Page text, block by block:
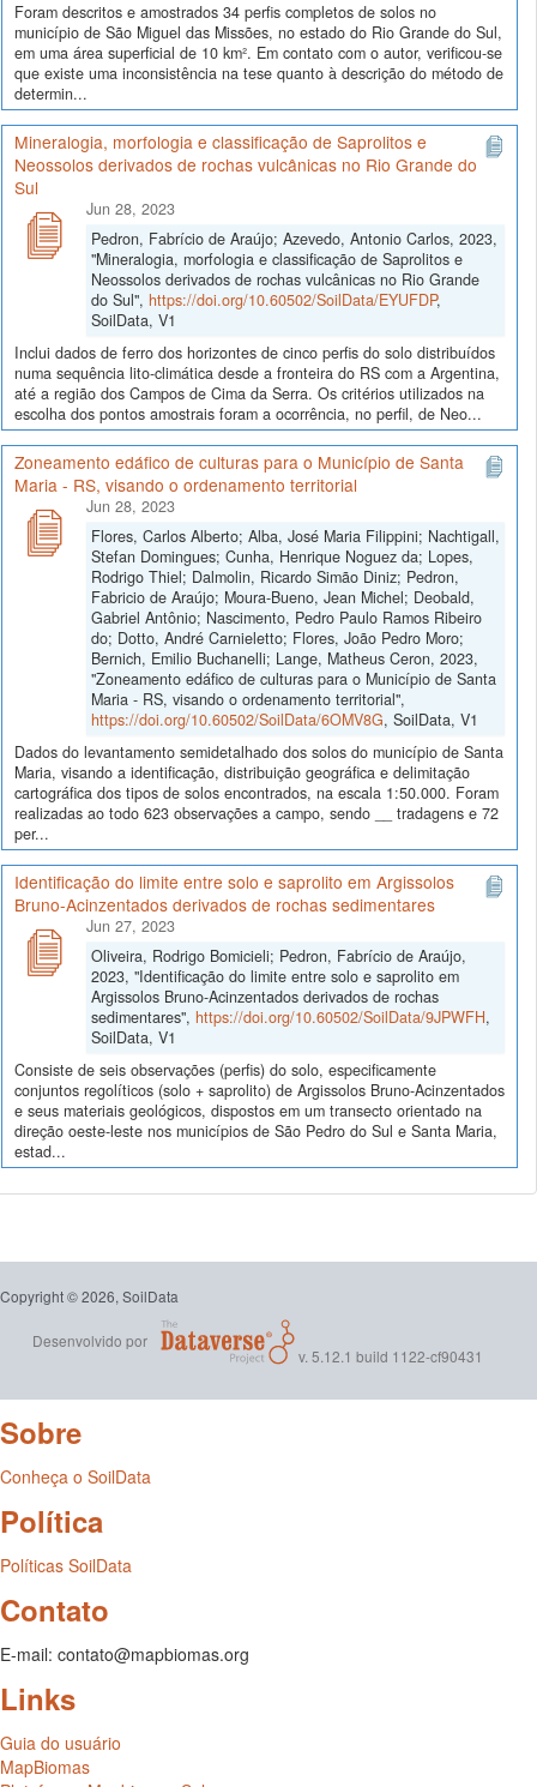
Foram descritos e amostrados 34 perfis completos de solos no
município de São Miguel das Missões, no estado do Rio Grande do Sul,
em uma área superficial de 10 km². Em contato com o autor, verificou-se
que existe uma inconsistência na tese quanto à descrição do método de
determin...
Mineralogia, morfologia e classificação de Saprolitos e
Neossolos derivados de rochas vulcânicas no Rio Grande do
Sul
Jun 28, 2023
Pedron, Fabrício de Araújo; Azevedo, Antonio Carlos, 2023,
"Mineralogia, morfologia e classificação de Saprolitos e
Neossolos derivados de rochas vulcânicas no Rio Grande
do Sul", https://doi.org/10.60502/SoilData/EYUFDP,
SoilData, V1
Inclui dados de ferro dos horizontes de cinco perfis do solo distribuídos
numa sequência lito-climática desde a fronteira do RS com a Argentina,
até a região dos Campos de Cima da Serra. Os critérios utilizados na
escolha dos pontos amostrais foram a ocorrência, no perfil, de Neo...
Zoneamento edáfico de culturas para o Município de Santa
Maria - RS, visando o ordenamento territorial
Jun 28, 2023
Flores, Carlos Alberto; Alba, José Maria Filippini; Nachtigall,
Stefan Domingues; Cunha, Henrique Noguez da; Lopes,
Rodrigo Thiel; Dalmolin, Ricardo Simão Diniz; Pedron,
Fabricio de Araújo; Moura-Bueno, Jean Michel; Deobald,
Gabriel Antônio; Nascimento, Pedro Paulo Ramos Ribeiro
do; Dotto, André Carnieletto; Flores, João Pedro Moro;
Bernich, Emilio Buchanelli; Lange, Matheus Ceron, 2023,
"Zoneamento edáfico de culturas para o Município de Santa
Maria - RS, visando o ordenamento territorial",
https://doi.org/10.60502/SoilData/6OMV8G, SoilData, V1
Dados do levantamento semidetalhado dos solos do município de Santa
Maria, visando a identificação, distribuição geográfica e delimitação
cartográfica dos tipos de solos encontrados, na escala 1:50.000. Foram
realizadas ao todo 623 observações a campo, sendo __ tradagens e 72
per...
Identificação do limite entre solo e saprolito em Argissolos
Bruno-Acinzentados derivados de rochas sedimentares
Jun 27, 2023
Oliveira, Rodrigo Bomicieli; Pedron, Fabrício de Araújo,
2023, "Identificação do limite entre solo e saprolito em
Argissolos Bruno-Acinzentados derivados de rochas
sedimentares", https://doi.org/10.60502/SoilData/9JPWFH,
SoilData, V1
Consiste de seis observações (perfis) do solo, especificamente
conjuntos regolíticos (solo + saprolito) de Argissolos Bruno-Acinzentados
e seus materiais geológicos, dispostos em um transecto orientado na
direção oeste-leste nos municípios de São Pedro do Sul e Santa Maria,
estad...
Copyright © 2026, SoilData
Desenvolvido por
v. 5.12.1 build 1122-cf90431
Sobre
Conheça o SoilData
Política
Políticas SoilData
Contato
E-mail: contato@mapbiomas.org
Links
Guia do usuário
MapBiomas